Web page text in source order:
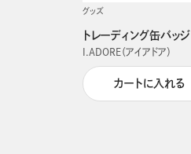
グッズ
トレーディング缶バッジ
I.ADORE（アイアドア）
カートに入れる